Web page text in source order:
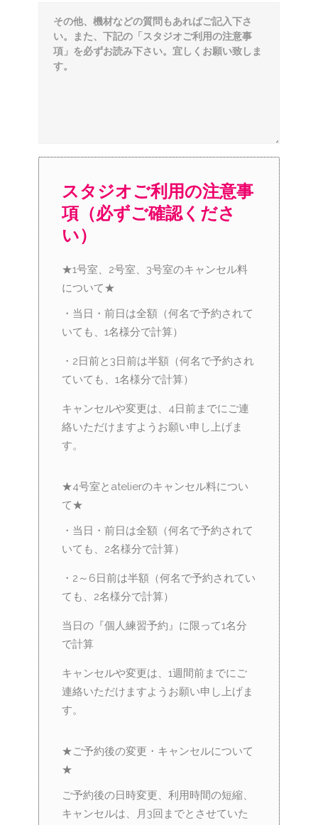
スタジオご利用の注意事
項（必ずご確認くださ
い）
★1号室、2号室、3号室のキャンセル料
について★
・当日・前日は全額（何名で予約されて
いても、1名様分で計算）
・2日前と3日前は半額（何名で予約され
ていても、1名様分で計算）
キャンセルや変更は、4日前までにご連
絡いただけますようお願い申し上げま
す。
★4号室とatelierのキャンセル料につい
て★
・当日・前日は全額（何名で予約されて
いても、2名様分で計算）
・2～6日前は半額（何名で予約されてい
ても、2名様分で計算）
当日の『個人練習予約』に限って1名分
で計算
キャンセルや変更は、1週間前までにご
連絡いただけますようお願い申し上げま
す。
★ご予約後の変更・キャンセルについて
★
ご予約後の日時変更、利用時間の短縮、
キャンセルは、月3回までとさせていた